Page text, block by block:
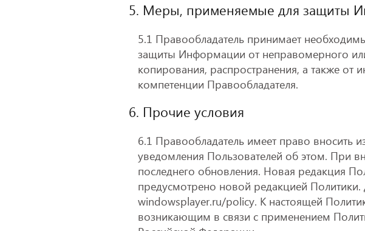
5. Меры, применяемые для защиты
5.1 Правообладатель принимает
защиты Информации от неправомерного
копирования, распространения, а также от
компетенции Правообладателя.
6. Прочие условия
6.1 Правообладатель имеет право вносить
уведомления Пользователей об этом. При
последнего обновления. Новая редакция
предусмотрено новой редакцией Политики.
windowsplayer.ru/policy. К настоящей
возникающим в связи с применением